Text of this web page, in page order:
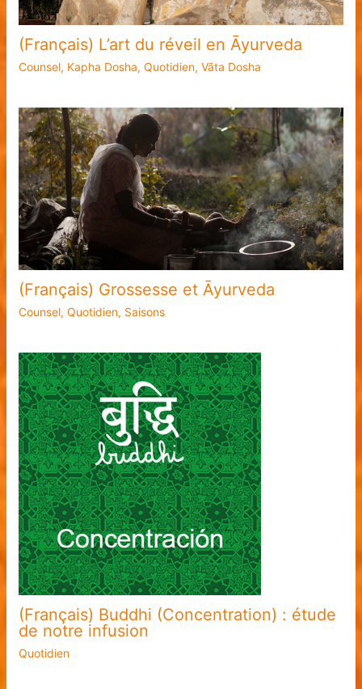
(Français) L’art du réveil en Āyurveda
Counsel, Kapha Dosha, Quotidien, Vāta Dosha
(Français) Grossesse et Āyurveda
Counsel, Quotidien, Saisons
(Français) Buddhi (Concentration) : étude
de notre infusion
Quotidien